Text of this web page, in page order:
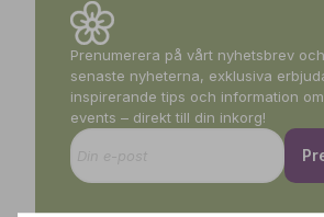
Prenumerera på vårt nyhetsbrev
senaste nyheterna, exklusiva
inspirerande tips och information
events – direkt till din inkorg!